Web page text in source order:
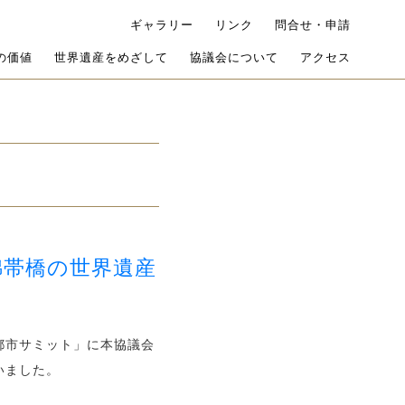
ギャラリー リンク 問合せ・申請
価値 世界遺産をめざして 協議会について アクセス
橋の世界遺産
サミット」に本協議会
した。